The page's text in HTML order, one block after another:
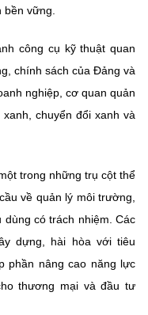
Công Nghệ
vững.
công cụ kỹ thuật quan
chính sách của Đảng và
nghiệp, cơ quan quản
chuyển đổi xanh và
trong những trụ cột thể
về quản lý môi trường,
có trách nhiệm. Các
dựng, hài hòa với tiêu
phần nâng cao năng lực
thương mại và đầu tư